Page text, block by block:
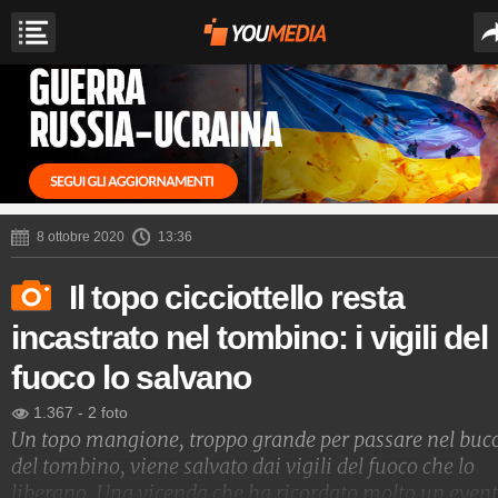
8 ottobre 2020 13:36
Il topo cicciottello resta
incastrato nel tombino: i vigili del
fuoco lo salvano
1.367 - 2 foto
Un topo mangione, troppo grande per passare nel
del tombino, viene salvato dai vigili del fuoco che lo
liberano. Una vicenda che ha ricordato molto un